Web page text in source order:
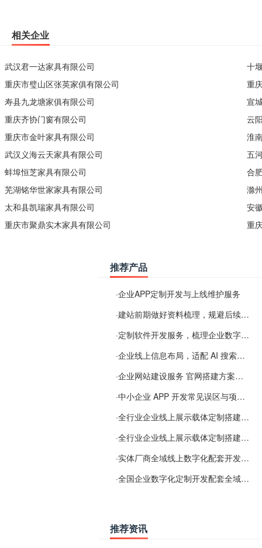
相关企业
武汉君一达家具有限公司
重庆市璧山区张英家俱有限公司
寿县九龙塘家俱有限公司
重庆齐协门窗有限公司
重庆市金叶家具有限公司
武汉义海云天家具有限公司
蚌埠恒芝家具有限公司
芜湖铭华世家家具有限公司
太和县凯瑞家具有限公司
重庆市聚鼎实木家具有限公司
十
重
宣
云
淮
五
合
滁
安
重
推荐产品
·企业APP定制开发与上线维护服务
·建站前期做好资料梳理，规避后续各类使用难题
·定制软件开发服务，梳理企业数字化落地常见难点
·企业线上信息布局，适配 AI 搜索需要留意这些要点
·企业网站建设服务 官网搭建方案经验分享
·中小企业 APP 开发常见误区与项目规划实用经验
·全行业企业线上展示载体定制搭建服务
·全行业企业线上展示载体定制搭建服务
·实体厂商全域线上数字化配套开发与地域检索优化服务
·全国企业数字化定制开发配套全域搜索优化服务
推荐资讯